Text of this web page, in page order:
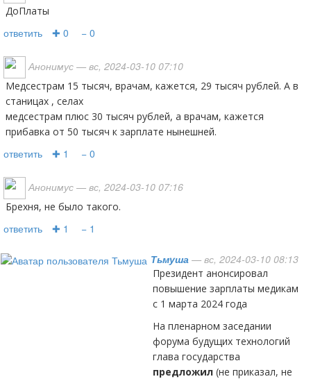
ДоПлаты
ответить ✚ 0 − 0
Анонимус — вс, 2024-03-10 07:10
Медсестрам 15 тысяч, врачам, кажется, 29 тысяч рублей. А в
станицах , селах
медсестрам плюс 30 тысяч рублей, а врачам, кажется
прибавка от 50 тысяч к зарплате нынешней.
ответить ✚ 1 − 0
Анонимус — вс, 2024-03-10 07:16
брехня, не было такого.
ответить ✚ 1 − 1
Тьмуша — вс, 2024-03-10 08:13
Президент анонсировал
повышение зарплаты медикам
с 1 марта 2024 года
На пленарном заседании
форума будущих технологий
глава государства
предложил (не приказал, не